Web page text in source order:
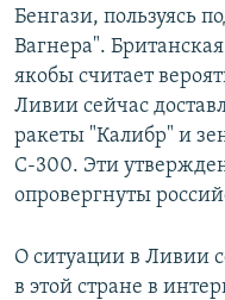
Бенгази, пользуясь
Вагнера".
якобы считает
Ливии сейчас
ракеты "Калибр" и
С-300. Эти
опровергнуты
О ситуации в Ливии
в этой стране в